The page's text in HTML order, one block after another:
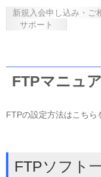
新規入会申し込み・ご
サポート
FTPマニュ
FTPの設定方法はこちら
FTPソフト